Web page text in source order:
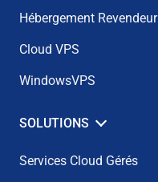
Hébergement Revendeur
Cloud VPS
WindowsVPS
SOLUTIONS
Services Cloud Gérés